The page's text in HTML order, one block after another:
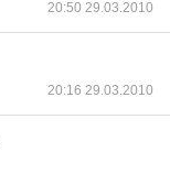
20:50 29.03.2010
20:16 29.03.2010